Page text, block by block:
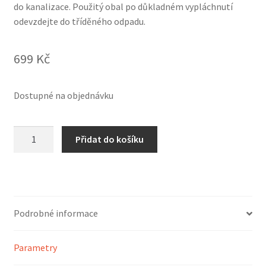
do kanalizace. Použitý obal po důkladném vypláchnutí
odevzdejte do tříděného odpadu.
699 Kč
Dostupné na objednávku
množství
Přidat do košíku
Podrobné informace
Parametry